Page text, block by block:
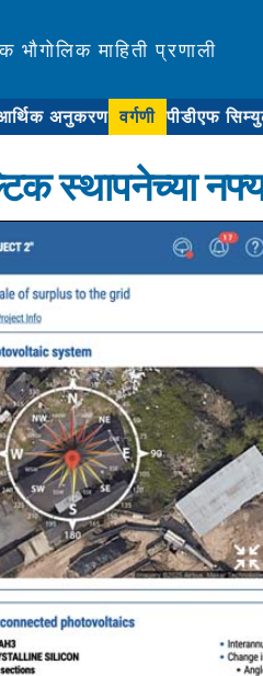
भौगोलिक माहिती प्रणाली
अनुकरण वर्गणी पीडीएफ
स्थापनेच्या